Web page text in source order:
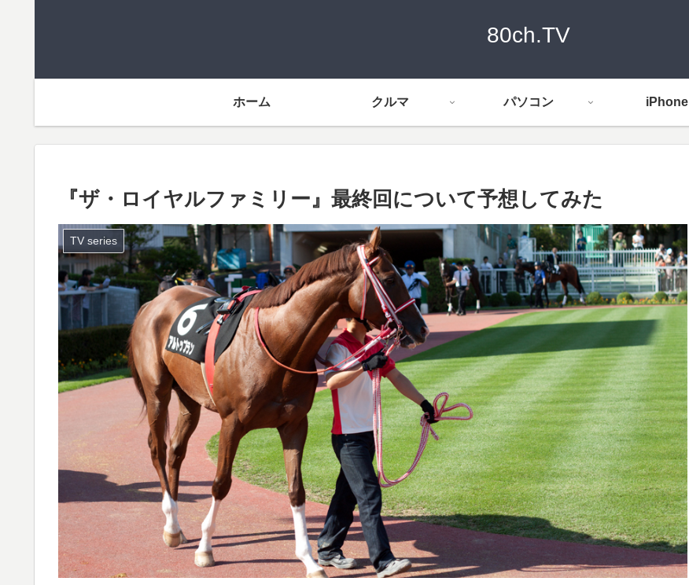
80ch.TV
ホーム クルマ パソコン iPhone
『ザ・ロイヤルファミリー』最終回について予想してみた
TV series